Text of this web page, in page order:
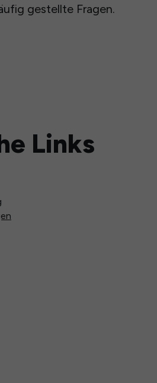
gestellte Fragen.
Links